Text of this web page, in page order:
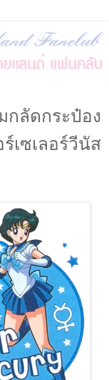
กลัดกระป๋อง
เซเลอร์วีนัส